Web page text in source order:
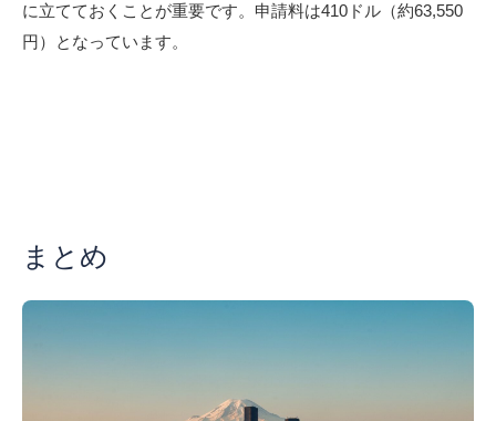
に立てておくことが重要です。申請料は410ドル（約63,550
円）となっています。
まとめ